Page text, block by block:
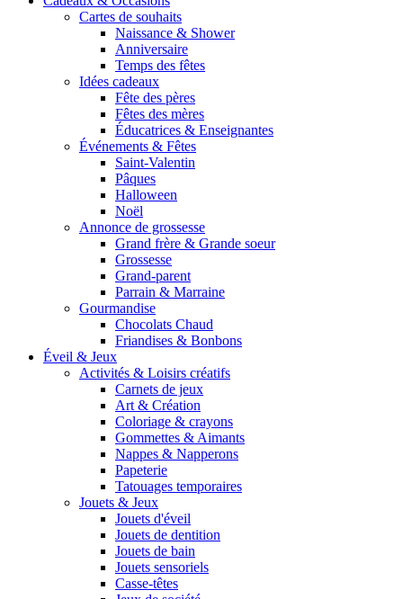
Cartes de souhaits
Naissance & Shower
Anniversaire
Temps des fêtes
Idées cadeaux
Fête des pères
Fêtes des mères
Éducatrices & Enseignantes
Événements & Fêtes
Saint-Valentin
Pâques
Halloween
Noël
Annonce de grossesse
Grand frère & Grande soeur
Grossesse
Grand-parent
Parrain & Marraine
Gourmandise
Chocolats Chaud
Friandises & Bonbons
Éveil & Jeux
Activités & Loisirs créatifs
Carnets de jeux
Art & Création
Coloriage & crayons
Gommettes & Aimants
Nappes & Napperons
Papeterie
Tatouages temporaires
Jouets & Jeux
Jouets d'éveil
Jouets de dentition
Jouets de bain
Jouets sensoriels
Casse-têtes